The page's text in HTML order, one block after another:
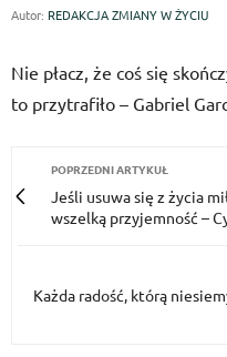
Autor: REDAKCJA ZMIANY W ŻYCIU
Nie płacz, że coś się
to przytrafiło – Gabriel
POPRZEDNI ARTYKUŁ
Jeśli usu­wa się z życia
wszelką przyjemność –
Każda radość, którą